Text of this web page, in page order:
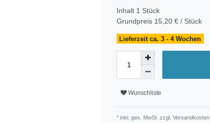
Inhalt 1 Stück
Grundpreis 15,20 € / Stück
Lieferzeit ca. 3 - 4 Wochen
Wunschliste
* inkl. ges. MwSt. zzgl. Versandkosten